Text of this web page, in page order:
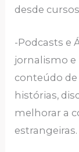
desde
-Podcasts e
jornalismo e
conteúdo de
histórias,
melhorar a
estrangeiras.